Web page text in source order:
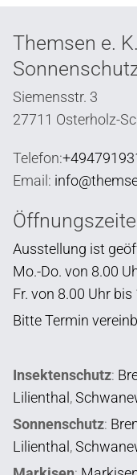
Themsen e.
Siemensstr. 3
27711 Osterholz-
Telefon:
Email:
Ausstellung ist
Mo.-Do. von 8.00
Fr. von 8.00 Uhr bis
Bitte Termin
Insektenschutz:
Lilienthal ,
Sonnenschutz:
Lilienthal ,